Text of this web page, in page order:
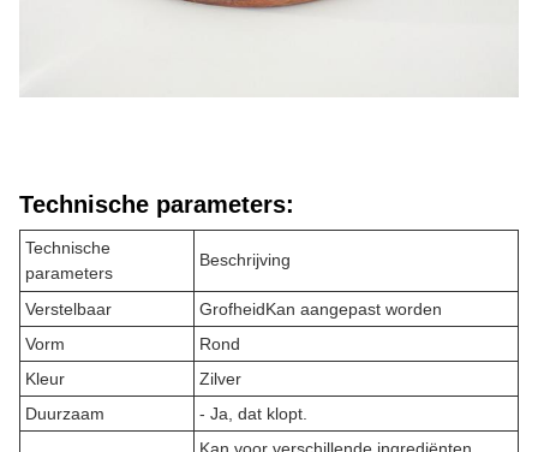
Technische parameters:
Technische
parameters
Beschrijving
Verstelbaar GrofheidKan aangepast worden
Vorm
Rond
Kleur
Zilver
Duurzaam
- Ja, dat klopt.